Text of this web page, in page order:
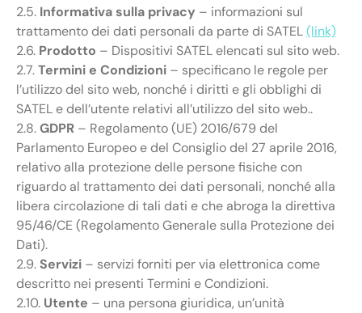
2.5. Informativa sulla privacy – informazioni sul
trattamento dei dati personali da parte di SATEL(link)
2.6. Prodotto – Dispositivi SATEL elencati sul sito web.
2.7.Termini e Condizioni – specificano le regole per
l’utilizzo del sito web, nonché i diritti e gli obblighi di
SATEL e dell’utente relativi all’utilizzo del sito web..
2.8.GDPR – Regolamento (UE) 2016/679 del
Parlamento Europeo e del Consiglio del 27 aprile 2016,
relativo alla protezione delle persone fisiche con
riguardo al trattamento dei dati personali, nonché alla
libera circolazione di tali dati e che abroga la direttiva
95/46/CE (Regolamento Generale sulla Protezione dei
Dati).
2.9. Servizi – servizi forniti per via elettronica come
descritto nei presenti Termini e Condizioni.
2.10. Utente – una persona giuridica, un’unità